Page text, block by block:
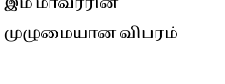
முழுமையான விபரம்